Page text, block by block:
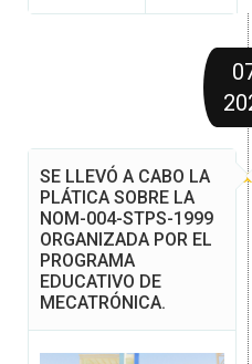
SE LLEVÓ A CABO LA
PLÁTICA SOBRE LA
NOM-004-STPS-1999
ORGANIZADA POR EL
PROGRAMA
EDUCATIVO DE
MECATRÓNICA.